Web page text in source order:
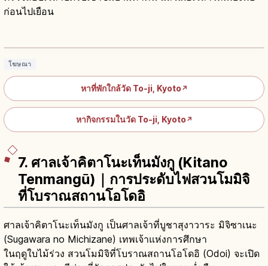
ก่อนไปเยือน
โฆษณา
หาที่พักใกล้วัด To-ji, Kyoto ↗
หากิจกรรมในวัด To-ji, Kyoto ↗
7. ศาลเจ้าคิตาโนะเท็นมังกู (Kitano
Tenmangū)｜การประดับไฟสวนโมมิจิ
ที่โบราณสถานโอโดอิ
ศาลเจ้าคิตาโนะเท็นมังกู เป็นศาลเจ้าที่บูชาสุงาวาระ มิจิซาเนะ
(Sugawara no Michizane) เทพเจ้าแห่งการศึกษา
ในฤดูใบไม้ร่วง สวนโมมิจิที่โบราณสถานโอโดอิ (Odoi) จะเปิด